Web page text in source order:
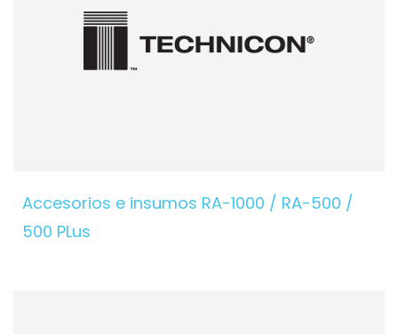
Accesorios e insumos RA-1000 / RA-500 /
500 PLus